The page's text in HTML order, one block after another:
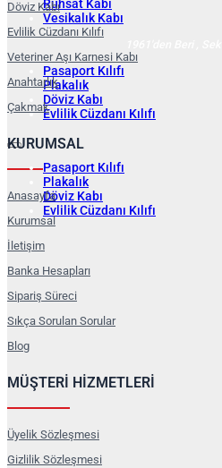
Ruhsat Kabı
Vesikalık Kabı
Pasaport Kılıfı
Plakalık
Döviz Kabı
Evlilik Cüzdanı Kılıfı
Pasaport Kılıfı
Plakalık
Döviz Kabı
Evlilik Cüzdanı Kılıfı
Döviz Kabı
Evlilik Cüzdanı Kılıfı
Veteriner Aşı Karnesi Kabı
Anahtarlık
Çakmak
KURUMSAL
Anasayfa
Kurumsal
İletişim
Banka Hesapları
Sipariş Süreci
Sıkça Sorulan Sorular
Blog
MÜŞTERİ HİZMETLERİ
Üyelik Sözleşmesi
Gizlilik Sözleşmesi